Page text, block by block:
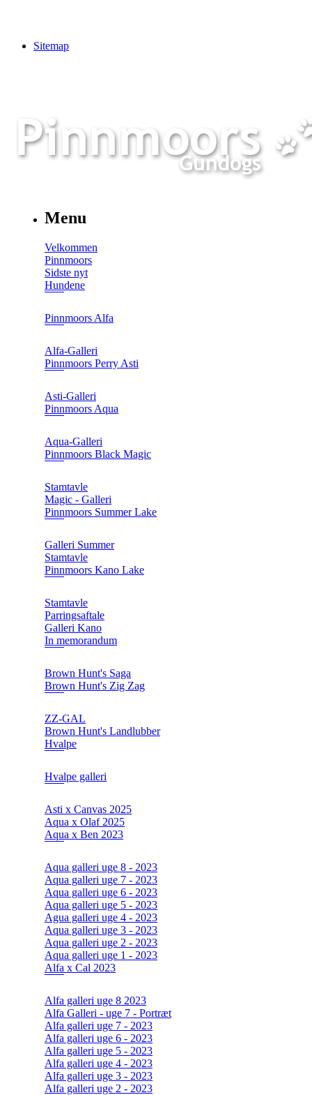
Sitemap
Menu
Velkommen
Pinnmoors
Sidste nyt
Hundene
Pinnmoors Alfa
Alfa-Galleri
Pinnmoors Perry Asti
Asti-Galleri
Pinnmoors Aqua
Aqua-Galleri
Pinnmoors Black Magic
Stamtavle
Magic - Galleri
Pinnmoors Summer Lake
Galleri Summer
Stamtavle
Pinnmoors Kano Lake
Stamtavle
Parringsaftale
Galleri Kano
In memorandum
Brown Hunt's Saga
Brown Hunt's Zig Zag
ZZ-GAL
Brown Hunt's Landlubber
Hvalpe
Hvalpe galleri
Asti x Canvas 2025
Aqua x Olaf 2025
Aqua x Ben 2023
Aqua galleri uge 8 - 2023
Aqua galleri uge 7 - 2023
Aqua galleri uge 6 - 2023
Aqua galleri uge 5 - 2023
Agua galleri uge 4 - 2023
Aqua galleri uge 3 - 2023
Aqua galleri uge 2 - 2023
Aqua galleri uge 1 - 2023
Alfa x Cal 2023
Alfa galleri uge 8 2023
Alfa Galleri - uge 7 - Portræt
Alfa galleri uge 7 - 2023
Alfa galleri uge 6 - 2023
Alfa galleri uge 5 - 2023
Alfa galleri uge 4 - 2023
Alfa galleri uge 3 - 2023
Alfa galleri uge 2 - 2023